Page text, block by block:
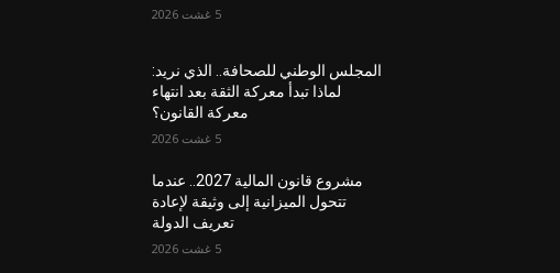
5 غشت 2026
المجلس الوطني للصحافة.. الذي نريد:
لماذا تبدأ معركة الثقة بعد انتهاء
معركة القانون؟
5 غشت 2026
مشروع قانون المالية 2027.. عندما
تتحول الميزانية إلى وثيقة لإعادة
تعريف الدولة
5 غشت 2026